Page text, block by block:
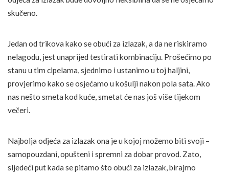
skučeno.
Jedan od trikova kako se obući za izlazak, a da ne riskiramo
nelagodu, jest unaprijed testirati kombinaciju. Prošećimo po
stanu u tim cipelama, sjednimo i ustanimo u toj haljini,
provjerimo kako se osjećamo u košulji nakon pola sata. Ako
nas nešto smeta kod kuće, smetat će nas još više tijekom
večeri.
Najbolja odjeća za izlazak ona je u kojoj možemo biti svoji –
samopouzdani, opušteni i spremni za dobar provod. Zato,
sljedeći put kada se pitamo što obući za izlazak, birajmo